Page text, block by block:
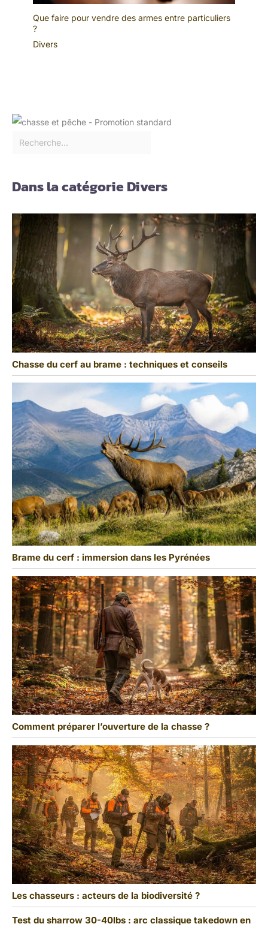
Que faire pour vendre des armes entre particuliers
?
Divers
Dans la catégorie Divers
Chasse du cerf au brame : techniques et conseils
Brame du cerf : immersion dans les Pyrénées
Comment préparer l’ouverture de la chasse ?
Les chasseurs : acteurs de la biodiversité ?
Test du sharrow 30-40lbs : arc classique takedown en